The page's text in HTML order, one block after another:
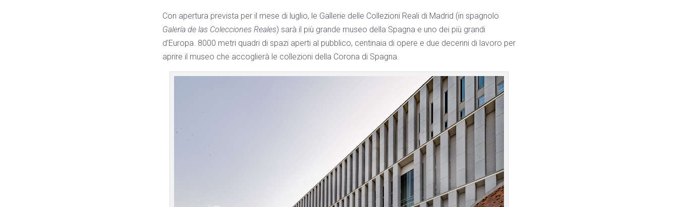
Con apertura prevista per il mese di luglio, le Gallerie delle Collezioni Reali di Madrid (in spagnolo
Galería de las Colecciones Reales) sarà il più grande museo della Spagna e uno dei più grandi
d’Europa. 8000 metri quadri di spazi aperti al pubblico, centinaia di opere e due decenni di lavoro per
aprire il museo che accoglierà le collezioni della Corona di Spagna.